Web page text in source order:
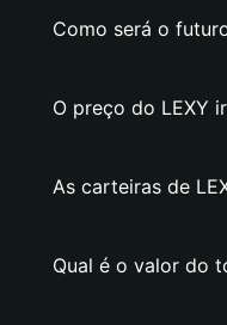
Como será o
O preço do LEXY
As carteiras de
Qual é o valor do